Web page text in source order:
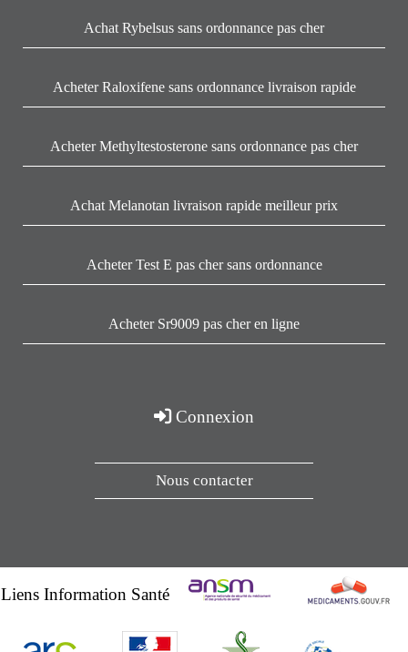
Achat Rybelsus sans ordonnance pas cher
Acheter Raloxifene sans ordonnance livraison rapide
Acheter Methyltestosterone sans ordonnance pas cher
Achat Melanotan livraison rapide meilleur prix
Acheter Test E pas cher sans ordonnance
Acheter Sr9009 pas cher en ligne
Connexion
Nous contacter
Liens Information Santé